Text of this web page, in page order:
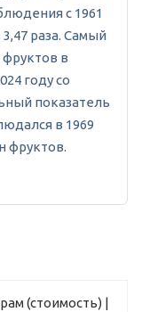
с 1961
раза. Самый
в
году со
показатель
в 1969
фруктов.
(стоимость) |